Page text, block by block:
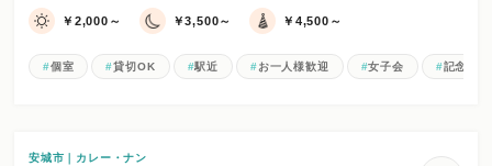
￥2,000～ ￥3,500～ ￥4,500～
個室 貸切OK 駅近 お一人様歓迎 女子会 記念日
安城市｜カレー・ナン